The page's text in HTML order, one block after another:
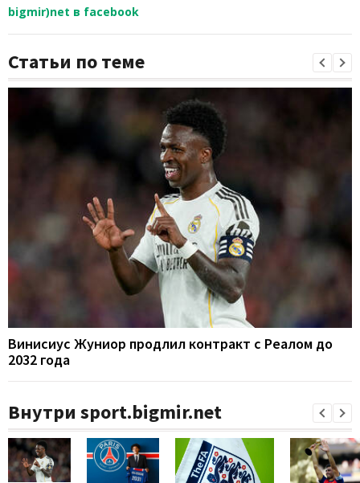
bigmir)net в facebook
Статьи по теме
Винисиус Жуниор продлил контракт с Реалом до
2032 года
Внутри sport.bigmir.net